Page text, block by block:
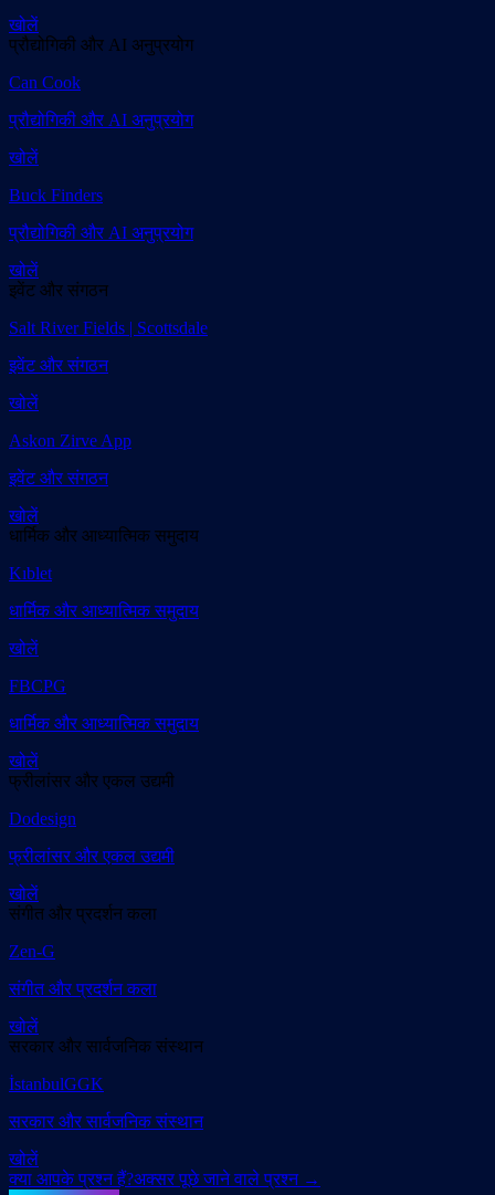
खोलें
प्रौद्योगिकी और AI अनुप्रयोग
Can Cook
प्रौद्योगिकी और AI अनुप्रयोग
खोलें
Buck Finders
प्रौद्योगिकी और AI अनुप्रयोग
खोलें
इवेंट और संगठन
Salt River Fields | Scottsdale
इवेंट और संगठन
खोलें
Askon Zirve App
इवेंट और संगठन
खोलें
धार्मिक और आध्यात्मिक समुदाय
Kıblet
धार्मिक और आध्यात्मिक समुदाय
खोलें
FBCPG
धार्मिक और आध्यात्मिक समुदाय
खोलें
फ्रीलांसर और एकल उद्यमी
Dodesign
फ्रीलांसर और एकल उद्यमी
खोलें
संगीत और प्रदर्शन कला
Zen-G
संगीत और प्रदर्शन कला
खोलें
सरकार और सार्वजनिक संस्थान
İstanbulGGK
सरकार और सार्वजनिक संस्थान
खोलें
क्या आपके प्रश्न हैं?अक्सर पूछे जाने वाले प्रश्न→